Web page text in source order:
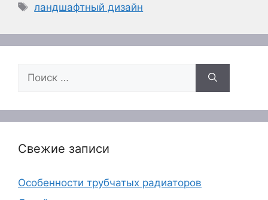
Метки
ландшафтный дизайн
Поиск:
Свежие записи
Особенности трубчатых радиаторов